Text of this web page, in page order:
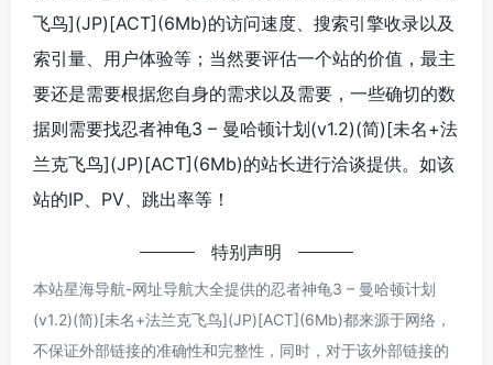
飞鸟](JP)[ACT](6Mb)的访问速度、搜索引擎收录以及
索引量、用户体验等；当然要评估一个站的价值，最主
要还是需要根据您自身的需求以及需要，一些确切的数
据则需要找忍者神龟3 – 曼哈顿计划(v1.2)(简)[未名+法
兰克飞鸟](JP)[ACT](6Mb)的站长进行洽谈提供。如该
站的IP、PV、跳出率等！
特别声明
本站星海导航-网址导航大全提供的忍者神龟3 – 曼哈顿计划
(v1.2)(简)[未名+法兰克飞鸟](JP)[ACT](6Mb)都来源于网络，
不保证外部链接的准确性和完整性，同时，对于该外部链接的